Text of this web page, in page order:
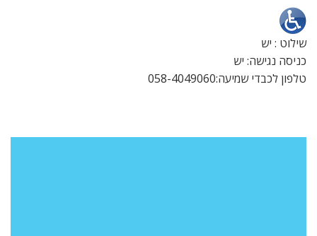
שילוט : יש
כניסה נגישה: יש
טלפון לכבדי שמיעה:058-4049060